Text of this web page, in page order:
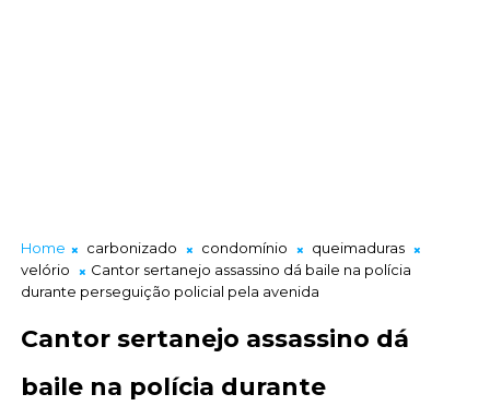
Home carbonizado condomínio
queimaduras
velório
Cantor sertanejo assassino dá baile na polícia
durante perseguição policial pela avenida
Cantor sertanejo assassino dá
baile na polícia durante